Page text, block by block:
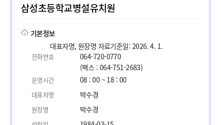
삼성초등학교병설유치원
기본정보
대표자명, 원장명 자료기준일: 2026. 4. 1.
전화번호
064-720-0770
(팩스 : 064-751-2683)
운영시간 08 : 00 ~ 18 : 00
대표자명 박수경
원장명 박수경